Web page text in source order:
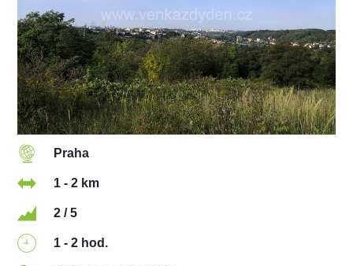
Praha
1 - 2 km
2 / 5
1 - 2 hod.